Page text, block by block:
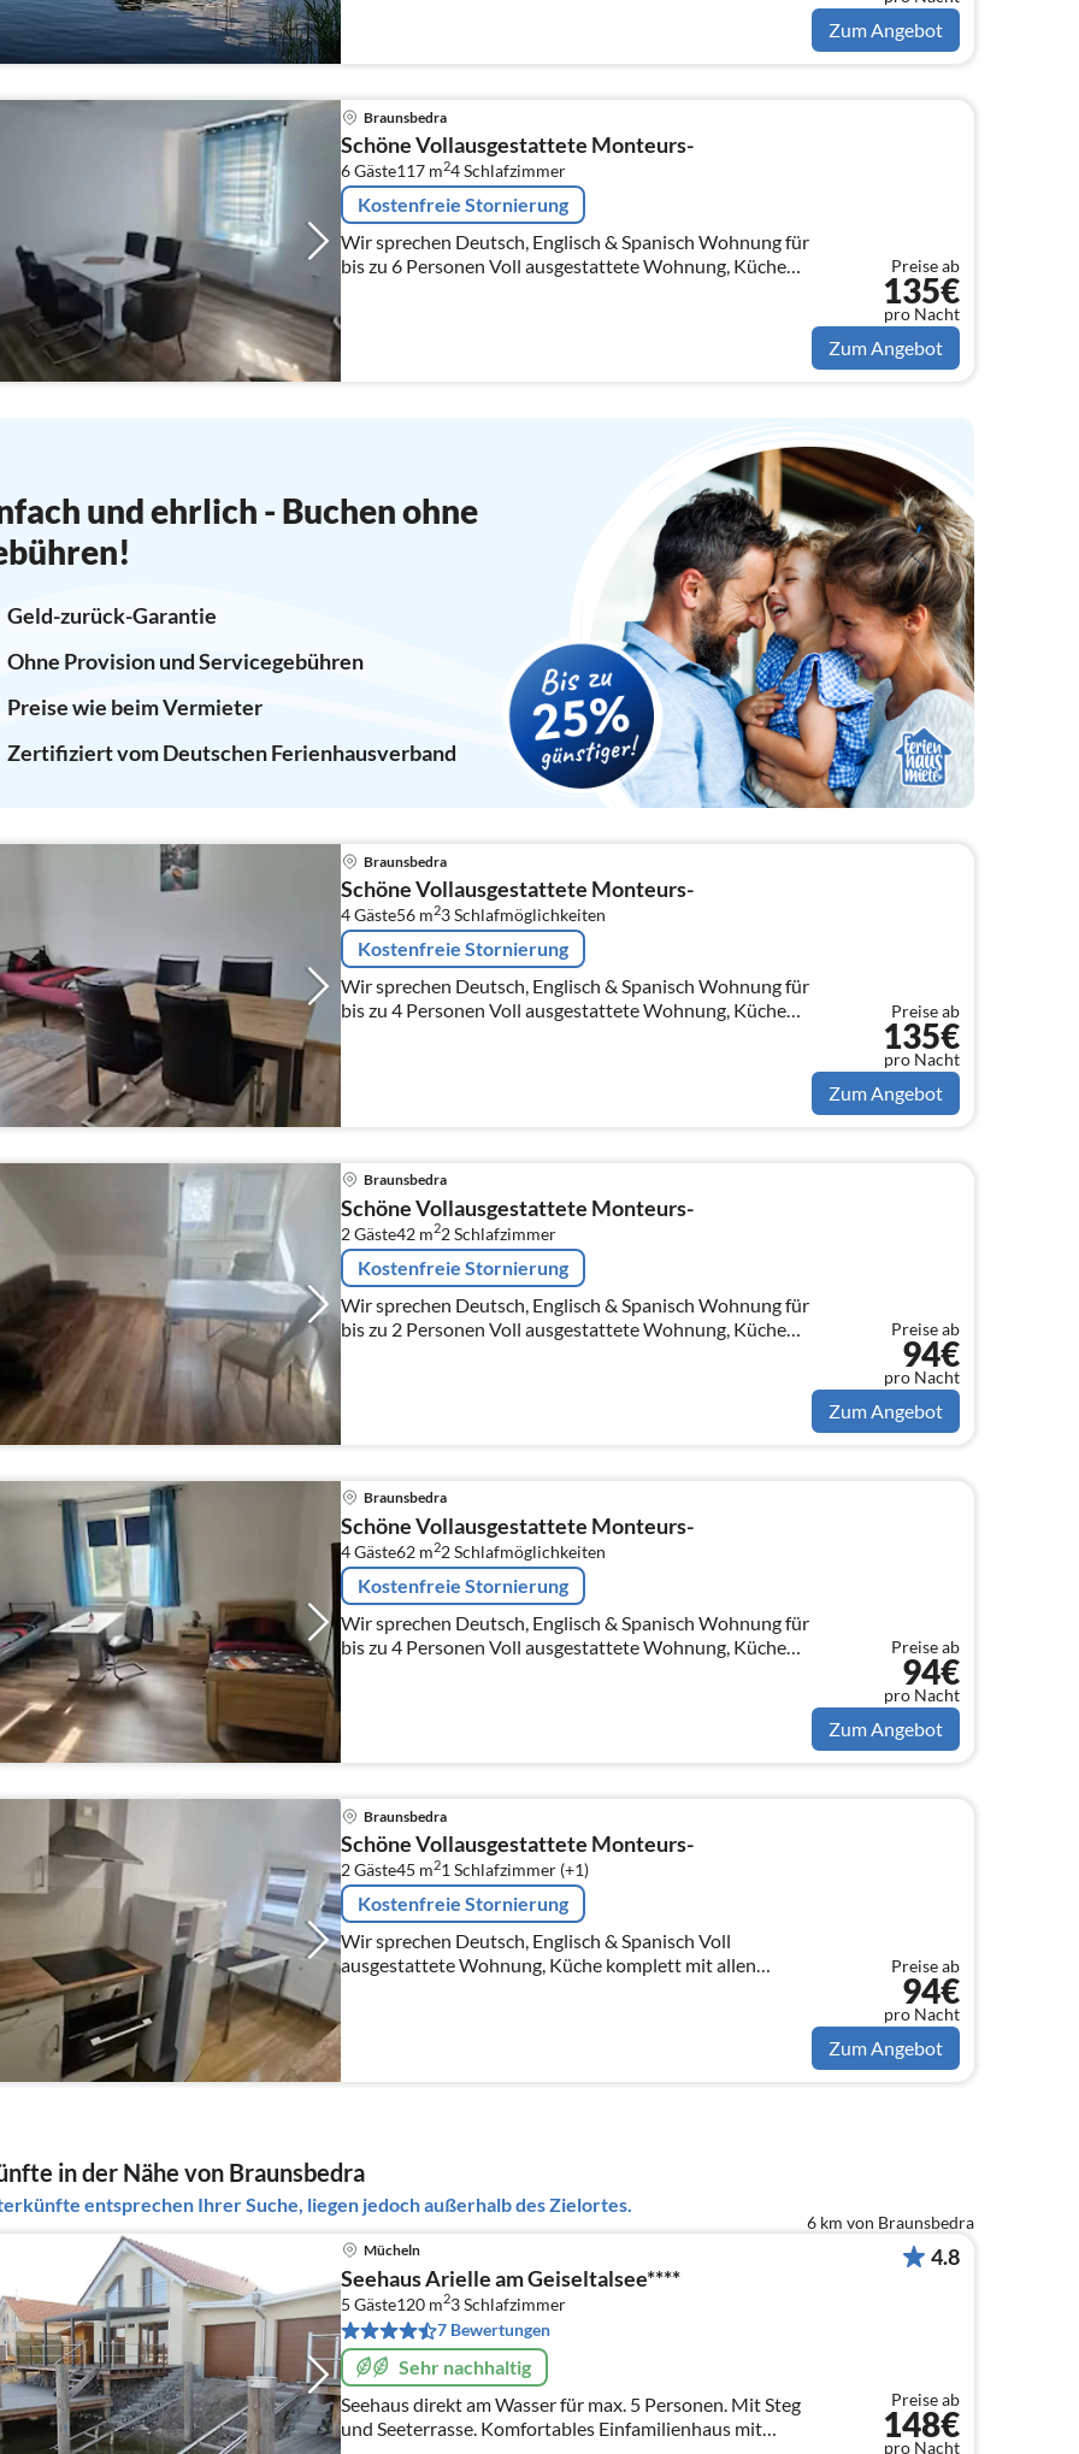
Zum Angebot
Braunsbedra
Schöne Vollausgestattete Monteurs-
6 Gäste117 m24Schlafzimmer
Kostenfreie Stornierung
Wir sprechen Deutsch, Englisch & Spanisch Wohnung für
bis zu 6 Personen Voll ausgestattete Wohnung, Küche
Wasserkocher, Mikrowelle, B...
Preise ab
135€
pro Nacht
Zum Angebot
und ehrlich - Buchen ohne
Geld-zurück-Garantie
Ohne Provision und Servicegebühren
Preise wie beim Vermieter
Zertifiziert vom Deutschen Ferienhausverband
Braunsbedra
Schöne Vollausgestattete Monteurs-
4 Gäste56 m23Schlafmöglichkeiten
Kostenfreie Stornierung
Wir sprechen Deutsch, Englisch & Spanisch Wohnung für
bis zu 4 Personen Voll ausgestattete Wohnung, Küche
Wasserkocher, Mikrowelle, B...
Preise ab
135€
pro Nacht
Zum Angebot
Braunsbedra
Schöne Vollausgestattete Monteurs-
2 Gäste42 m22Schlafzimmer
Kostenfreie Stornierung
Wir sprechen Deutsch, Englisch & Spanisch Wohnung für
bis zu 2 Personen Voll ausgestattete Wohnung, Küche
Preise ab
94€
pro Nacht
Zum Angebot
Braunsbedra
Schöne Vollausgestattete Monteurs-
4 Gäste62 m22Schlafmöglichkeiten
Kostenfreie Stornierung
Wir sprechen Deutsch, Englisch & Spanisch Wohnung für
bis zu 4 Personen Voll ausgestattete Wohnung, Küche
Preise ab
94€
pro Nacht
Zum Angebot
Braunsbedra
Schöne Vollausgestattete Monteurs-
2 Gäste45 m21 Schlafzimmer (+1)
Kostenfreie Stornierung
Wir sprechen Deutsch, Englisch & Spanisch Voll
ausgestattete Wohnung, Küche komplett mit allen
Preise ab
94€
pro Nacht
Zum Angebot
in der Nähe von Braunsbedra
entsprechen Ihrer Suche, liegen jedoch außerhalb des Zielortes.
6 km von Braunsbedra
Mücheln
Seehaus Arielle am Geiseltalsee****
5 Gäste120 m23Schlafzimmer
7 Bewertungen
Sehr nachhaltig
Seehaus direkt am Wasser für max. 5 Personen. Mit Steg
und Seeterrasse. Komfortables Einfamilienhaus mit
4.8
Preise ab
148€
pro Nacht